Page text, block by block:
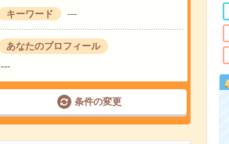
キーワード ---
あなたのプロフィール
---
条件の変更